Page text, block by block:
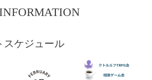
INFORMATION
スケジュール